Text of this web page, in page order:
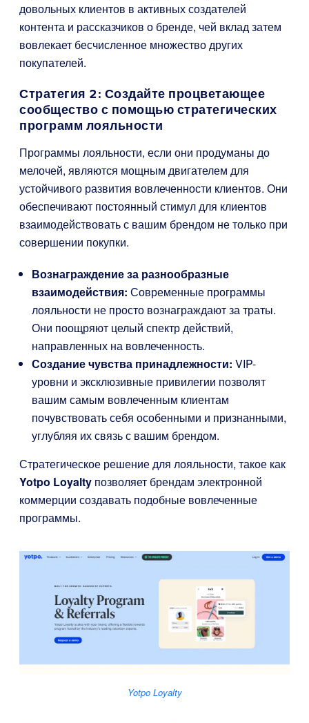
довольных клиентов в активных создателей
контента и рассказчиков о бренде, чей вклад затем
вовлекает бесчисленное множество других
покупателей.
Стратегия 2: Создайте процветающее
сообщество с помощью стратегических
программ лояльности
Программы лояльности, если они продуманы до
мелочей, являются мощным двигателем для
устойчивого развития вовлеченности клиентов. Они
обеспечивают постоянный стимул для клиентов
взаимодействовать с вашим брендом не только при
совершении покупки.
Вознаграждение за разнообразные
взаимодействия: Современные программы
лояльности не просто вознаграждают за траты.
Они поощряют целый спектр действий,
направленных на вовлеченность.
Создание чувства принадлежности: VIP-
уровни и эксклюзивные привилегии позволят
вашим самым вовлеченным клиентам
почувствовать себя особенными и признанными,
углубляя их связь с вашим брендом.
Стратегическое решение для лояльности, такое как
Yotpo Loyalty позволяет брендам электронной
коммерции создавать подобные вовлеченные
программы.
Yotpo Loyalty